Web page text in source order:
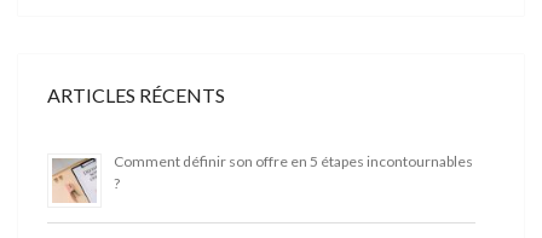
ARTICLES RÉCENTS
Comment définir son offre en 5 étapes incontournables
?